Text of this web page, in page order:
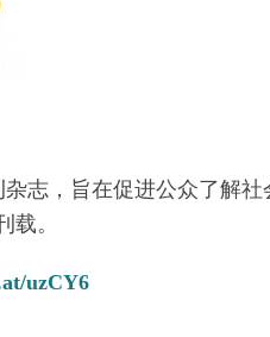
杂志，旨在促进公众了解
载。
uzCY6